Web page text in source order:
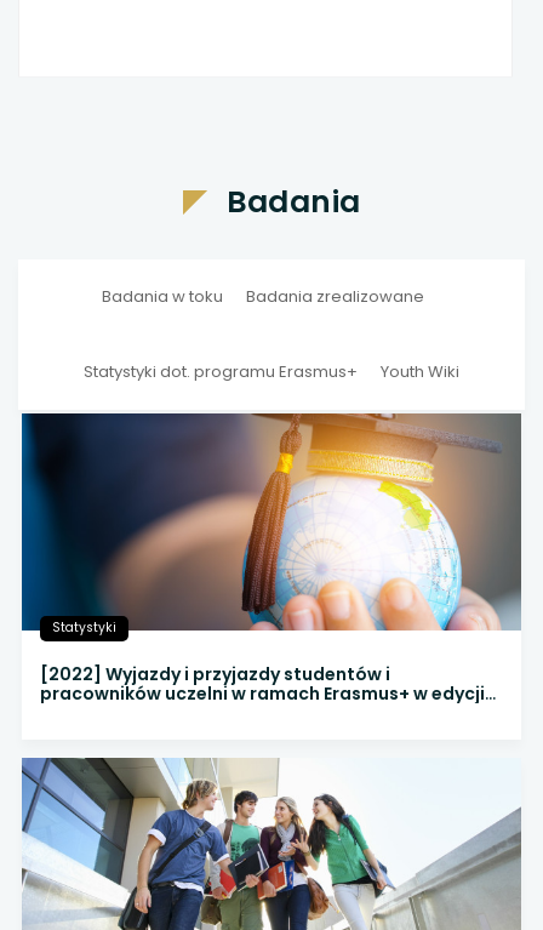
Badania
Badania w toku Badania zrealizowane
Statystyki dot. programu Erasmus+ Youth Wiki
Statystyki
[2022] Wyjazdy i przyjazdy studentów i
pracowników uczelni w ramach Erasmus+ w edycji